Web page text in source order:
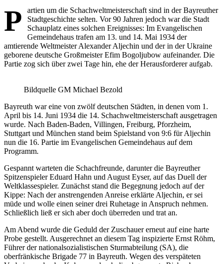
P
artien um die Schachweltmeisterschaft sind in der Bayreuther
Stadtgeschichte selten. Vor 90 Jahren jedoch war die Stadt
Schauplatz eines solchen Ereignisses: Im Evangelischen
Gemeindehaus trafen am 13. und 14. Mai 1934 der
amtierende Weltmeister Alexander Aljechin und der in der Ukraine
geborene deutsche Großmeister Efim Bogoljubow aufeinander. Die
Partie zog sich über zwei Tage hin, ehe der Herausforderer aufgab.
Bildquelle GM Michael Bezold
Bayreuth war eine von zwölf deutschen Städten, in denen vom 1.
April bis 14. Juni 1934 die 14. Schachweltmeisterschaft ausgetragen
wurde. Nach Baden-Baden, Villingen, Freiburg, Pforzheim,
Stuttgart und München stand beim Spielstand von 9:6 für Aljechin
nun die 16. Partie im Evangelischen Gemeindehaus auf dem
Programm.
Gespannt warteten die Schachfreunde, darunter die Bayreuther
Spitzenspieler Eduard Hahn und August Eyser, auf das Duell der
Weltklassespieler. Zunächst stand die Begegnung jedoch auf der
Kippe: Nach der anstrengenden Anreise erklärte Aljechin, er sei
müde und wolle einen seiner drei Ruhetage in Anspruch nehmen.
Schließlich ließ er sich aber doch überreden und trat an.
Am Abend wurde die Geduld der Zuschauer erneut auf eine harte
Probe gestellt. Ausgerechnet an diesem Tag inspizierte Ernst Röhm,
Führer der nationalsozialistischen Sturmabteilung (SA), die
oberfränkische Brigade 77 in Bayreuth. Wegen des verspäteten